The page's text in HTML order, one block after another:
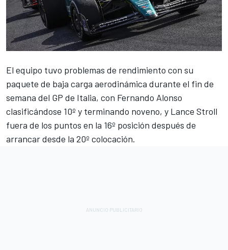
El equipo tuvo problemas de rendimiento con su
paquete de baja carga aerodinámica durante el fin de
semana del GP de Italia, con Fernando Alonso
clasificándose 10º y terminando noveno, y Lance Stroll
fuera de los puntos en la 16º posición después de
arrancar desde la 20º colocación.